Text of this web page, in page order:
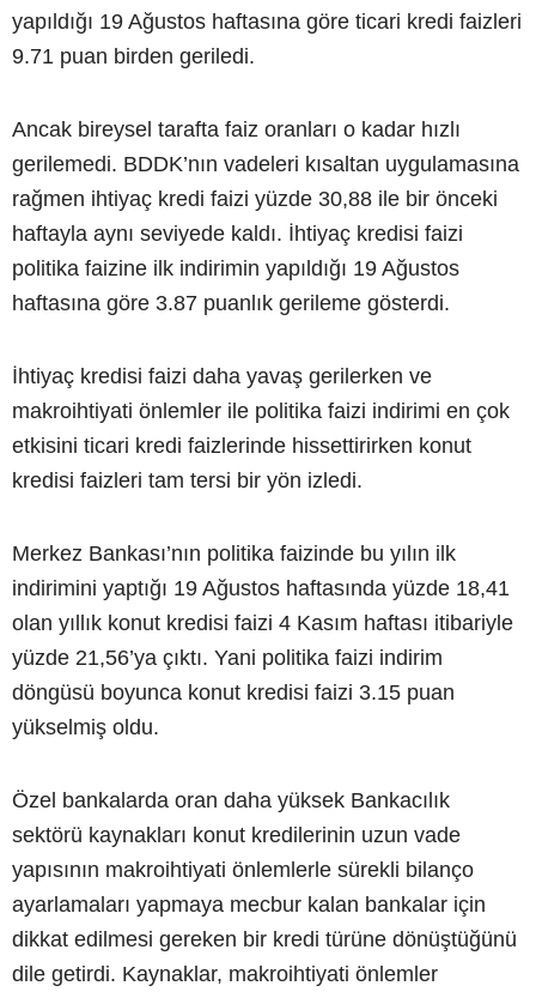
yapıldığı 19 Ağustos haftasına göre ticari kredi faizleri
9.71 puan birden geriledi.
Ancak bireysel tarafta faiz oranları o kadar hızlı
gerilemedi. BDDK’nın vadeleri kısaltan uygulamasına
rağmen ihtiyaç kredi faizi yüzde 30,88 ile bir önceki
haftayla aynı seviyede kaldı. İhtiyaç kredisi faizi
politika faizine ilk indirimin yapıldığı 19 Ağustos
haftasına göre 3.87 puanlık gerileme gösterdi.
İhtiyaç kredisi faizi daha yavaş gerilerken ve
makroihtiyati önlemler ile politika faizi indirimi en çok
etkisini ticari kredi faizlerinde hissettirirken konut
kredisi faizleri tam tersi bir yön izledi.
Merkez Bankası’nın politika faizinde bu yılın ilk
indirimini yaptığı 19 Ağustos haftasında yüzde 18,41
olan yıllık konut kredisi faizi 4 Kasım haftası itibariyle
yüzde 21,56’ya çıktı. Yani politika faizi indirim
döngüsü boyunca konut kredisi faizi 3.15 puan
yükselmiş oldu.
Özel bankalarda oran daha yüksek Bankacılık
sektörü kaynakları konut kredilerinin uzun vade
yapısının makroihtiyati önlemlerle sürekli bilanço
ayarlamaları yapmaya mecbur kalan bankalar için
dikkat edilmesi gereken bir kredi türüne dönüştüğünü
dile getirdi. Kaynaklar, makroihtiyati önlemler